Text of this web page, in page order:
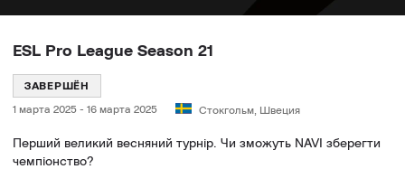
ESL Pro League Season 21
ЗАВЕРШЁН
1 марта 2025 - 16 марта 2025 Стокгольм, Швеция
Перший великий весняний турнір. Чи зможуть NAVI зберегти
чемпіонство?